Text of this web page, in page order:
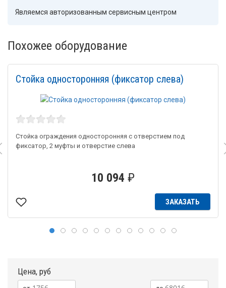
Являемся авторизованным сервисным центром
Похожее оборудование
Стойка односторонняя (фиксатор слева)
Стойка ограждения односторонняя с отверстием под
фиксатор, 2 муфты и отверстие слева
10 094 ₽
ЗАКАЗАТЬ
Цена, руб